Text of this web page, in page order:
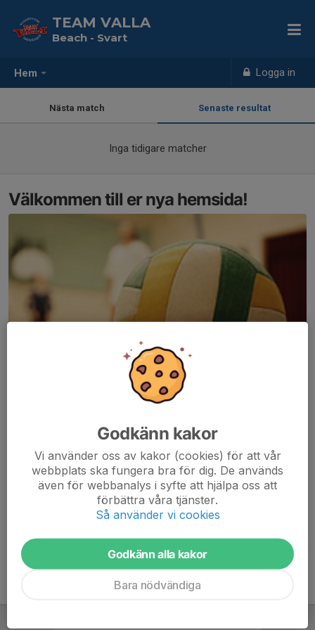
Hem Logga in
TEAM VALLA
Beach - Svart
Nästa match Senaste resultat
Inga tidigare matcher
Välkommen till er nya hemsida!
Här hamnar automatiskt de senaste nyheterna på hemsidan. För
att kunna börja administrera hemsidan loggar du in högst upp till
höger.
Godkänn kakor
Vi använder oss av kakor (cookies) för att vår
webbplats ska fungera bra för dig. De används
även för webbanalys i syfte att hjälpa oss att
förbättra våra tjänster.
Så använder vi cookies
Godkänn alla kakor
Bara nödvändiga